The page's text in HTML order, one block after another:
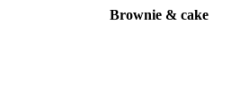
Brownie & cake